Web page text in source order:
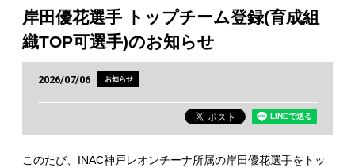
岸田優花選手 トップチーム登録(育成組
織TOP可選手)のお知らせ
2026/07/06 お知らせ
このたび、INAC神戸レオンチーナ所属の岸田優花選手をトッ